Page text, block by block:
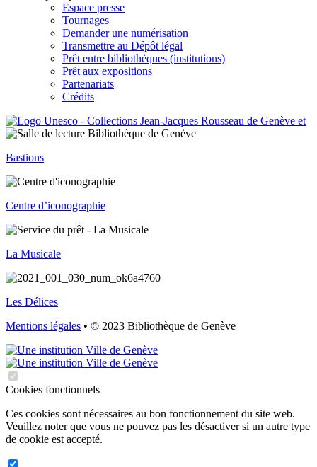
Espace presse
Tournages
Demander une numérisation
Transmettre au Dépôt légal
Prêt entre bibliothèques (institutions)
Prêt aux expositions
Partenariats
Crédits
Bastions
Centre d’iconographie
La Musicale
Les Délices
Mentions légales • © 2023 Bibliothèque de Genève
Cookies fonctionnels
Ces cookies sont nécessaires au bon fonctionnement du site web.
Veuillez noter que vous ne pouvez pas les désactiver si un autre type
de cookie est accepté.